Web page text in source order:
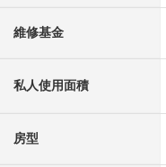
維修基金
私人使用面積
房型